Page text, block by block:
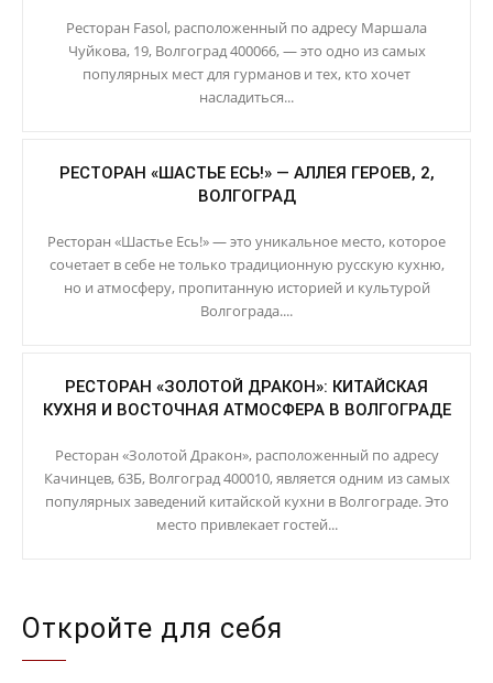
Ресторан Fasol, расположенный по адресу Маршала
Чуйкова, 19, Волгоград 400066, — это одно из самых
популярных мест для гурманов и тех, кто хочет
насладиться...
РЕСТОРАН «ШАСТЬЕ ЕСЬ!» — АЛЛЕЯ ГЕРОЕВ, 2,
ВОЛГОГРАД
Ресторан «Шастье Есь!» — это уникальное место, которое
сочетает в себе не только традиционную русскую кухню,
но и атмосферу, пропитанную историей и культурой
Волгограда....
РЕСТОРАН «ЗОЛОТОЙ ДРАКОН»: КИТАЙСКАЯ
КУХНЯ И ВОСТОЧНАЯ АТМОСФЕРА В ВОЛГОГРАДЕ
Ресторан «Золотой Дракон», расположенный по адресу
Качинцев, 63Б, Волгоград 400010, является одним из самых
популярных заведений китайской кухни в Волгограде. Это
место привлекает гостей...
Откройте для себя